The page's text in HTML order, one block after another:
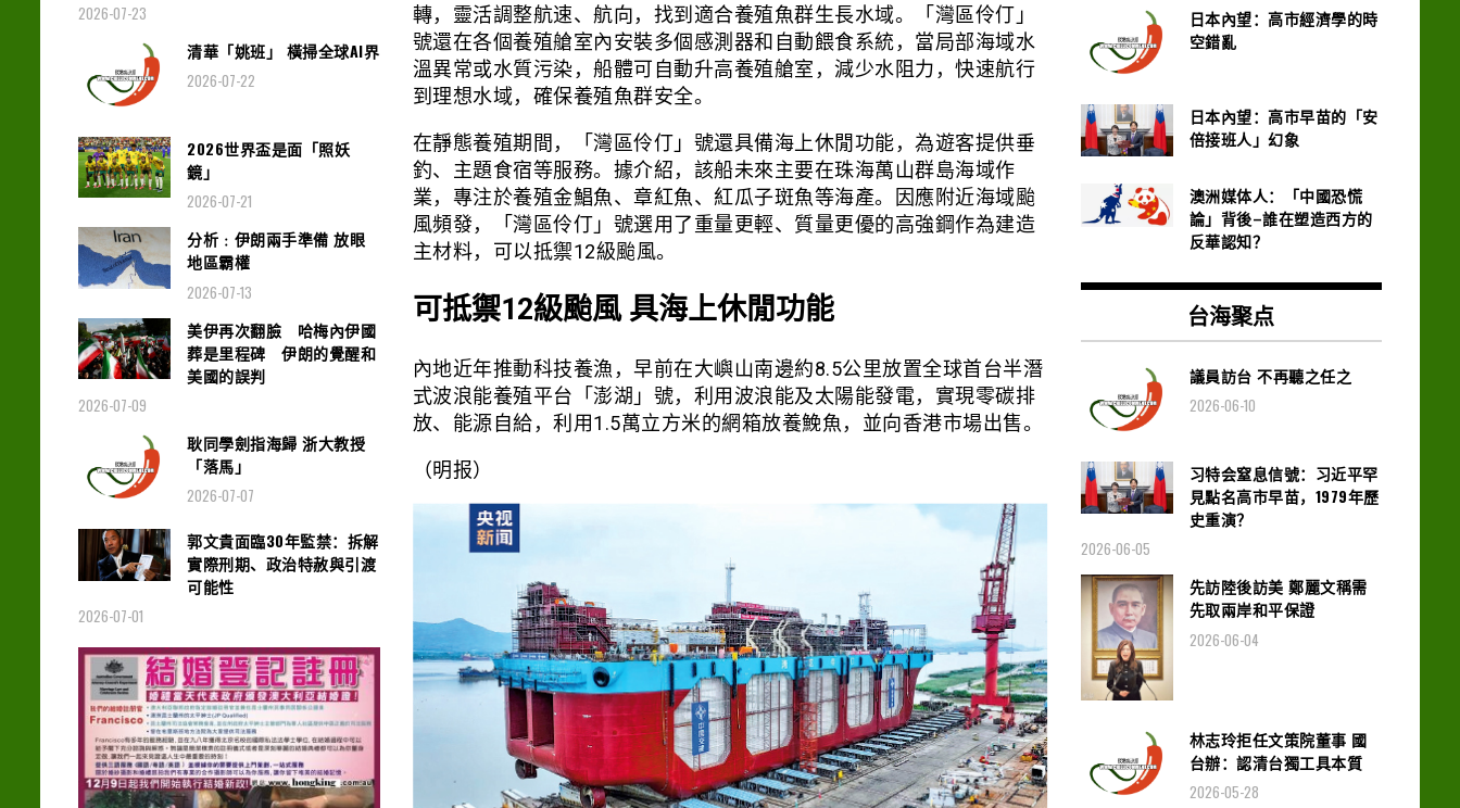
轉，靈活調整航速、航向，找到適合養殖魚群生長水域。「灣區伶仃」
號還在各個養殖艙室內安裝多個感測器和自動餵食系統，當局部海域水
溫異常或水質污染，船體可自動升高養殖艙室，減少水阻力，快速航行
到理想水域，確保養殖魚群安全。
在靜態養殖期間，「灣區伶仃」號還具備海上休閒功能，為遊客提供垂
釣、主題食宿等服務。據介紹，該船未來主要在珠海萬山群島海域作
業，專注於養殖金鯧魚、章紅魚、紅瓜子斑魚等海產。因應附近海域颱
風頻發，「灣區伶仃」號選用了重量更輕、質量更優的高強鋼作為建造
主材料，可以抵禦12級颱風。
可抵禦12級颱風 具海上休閒功能
內地近年推動科技養漁，早前在大嶼山南邊約8.5公里放置全球首台半潛
式波浪能養殖平台「澎湖」號，利用波浪能及太陽能發電，實現零碳排
放、能源自給，利用1.5萬立方米的網箱放養鮸魚，並向香港市場出售。
（明报）
2026-07-23
清華「姚班」 橫掃全球AI界
2026-07-22
2026世界盃是面「照妖
鏡」
2026-07-21
分析﹕伊朗兩手準備 放眼
地區霸權
2026-07-13
美伊再次翻臉 哈梅內伊國
葬是里程碑 伊朗的覺醒和
美國的誤判
2026-07-09
耿同學劍指海歸 浙大教授
「落馬」
2026-07-07
郭文貴面臨30年監禁：拆解
實際刑期、政治特赦與引渡
可能性
2026-07-01
日本內望：高市經濟學的時
空錯亂
日本內望：高市早苗的「安
倍接班人」幻象
澳洲媒体人：「中國恐慌
論」背後–誰在塑造西方的
反華認知？
台海聚点
議員訪台 不再聽之任之
2026-06-10
习特会窒息信號：习近平罕
見點名高市早苗，1979年歷
史重演？
2026-06-05
先訪陸後訪美 鄭麗文稱需
先取兩岸和平保證
2026-06-04
林志玲拒任文策院董事 國
台辦：認清台獨工具本質
2026-05-28